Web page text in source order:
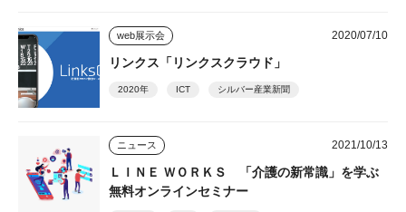
web展示会 2020/07/10
リンクス「リンクスクラウド」
2020年 ICT シルバー産業新聞
ニュース 2021/10/13
ＬＩＮＥ ＷＯＲＫＳ 「介護の新常識」を学ぶ
無料オンラインセミナー